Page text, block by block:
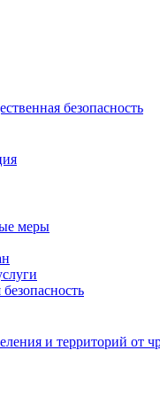
безопасность
меры
и территорий от